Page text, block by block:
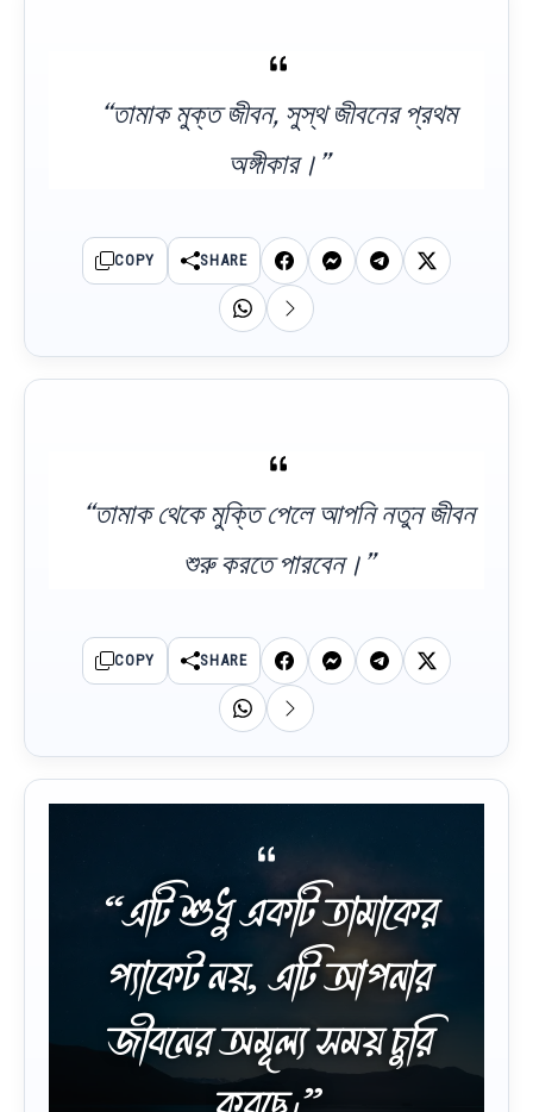
“তামাক মুক্ত জীবন, সুস্থ জীবনের প্রথম
অঙ্গীকার।”
COPY SHARE
“তামাক থেকে মুক্তি পেলে আপনি নতুন জীবন
শুরু করতে পারবেন।”
COPY SHARE
“এটি শুধু একটি তামাকের
প্যাকেট নয়, এটি আপনার
জীবনের অমূল্য সময় চুরি